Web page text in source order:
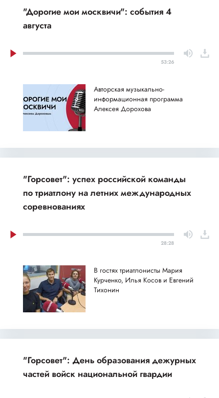
"Дорогие мои москвичи": события 4
августа
53:26
Авторская музыкально-
информационная программа
Алексея Дорохова
"Горсовет": успех российской команды
по триатлону на летних международных
соревнованиях
28:28
В гостях триатлонисты Мария
Курченко, Илья Косов и Евгений
Тихонин
"Горсовет": День образования дежурных
частей войск национальной гвардии